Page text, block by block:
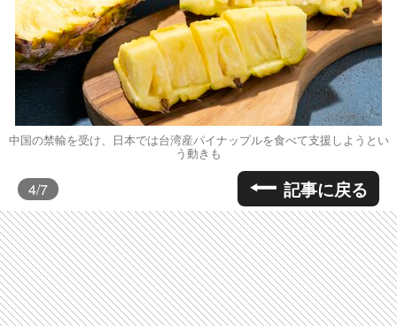
中国の禁輸を受け、日本では台湾産パイナップルを食べて支援しようとい
う動きも
4/7 記事に戻る